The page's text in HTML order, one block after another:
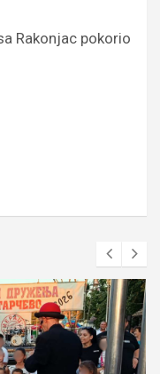
Rakonjac pokorio